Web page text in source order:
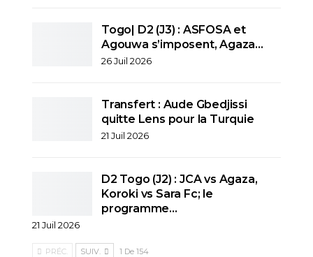
Togo| D2 (J3) : ASFOSA et
Agouwa s’imposent, Agaza…
26 Juil 2026
Transfert : Aude Gbedjissi
quitte Lens pour la Turquie
21 Juil 2026
D2 Togo (J2) : JCA vs Agaza,
Koroki vs Sara Fc; le
programme…
21 Juil 2026
PRÉC. SUIV. 1 De 154